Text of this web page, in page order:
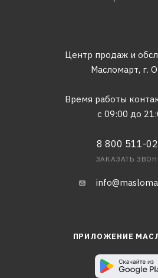
Центр продаж и
Масломарт, г.
Время работы
с 09:00 до
8 800 511-
ЗАКАЗАТЬ
ПРИЛОЖЕНИЕ